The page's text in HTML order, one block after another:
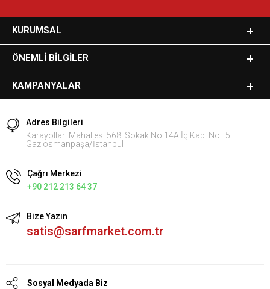
KURUMSAL
ÖNEMLI BILGILER
KAMPANYALAR
Adres Bilgileri
Karayolları Mahallesi 568. Sokak No:14A İç Kapı No : 5
Gaziosmanpaşa/İstanbul
Çağrı Merkezi
+90 212 213 64 37
Bize Yazın
satis@sarfmarket.com.tr
Sosyal Medyada Biz